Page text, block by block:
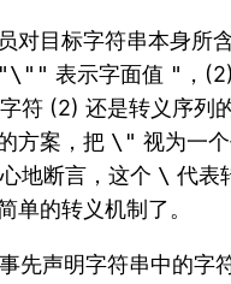
对目标字符串本身所
表示字面值 " ，
符 (2) 还是转义序列
方案，把 \" 视为一
地断言，这个 \ 代表
单的转义机制了。
先声明字符串中的